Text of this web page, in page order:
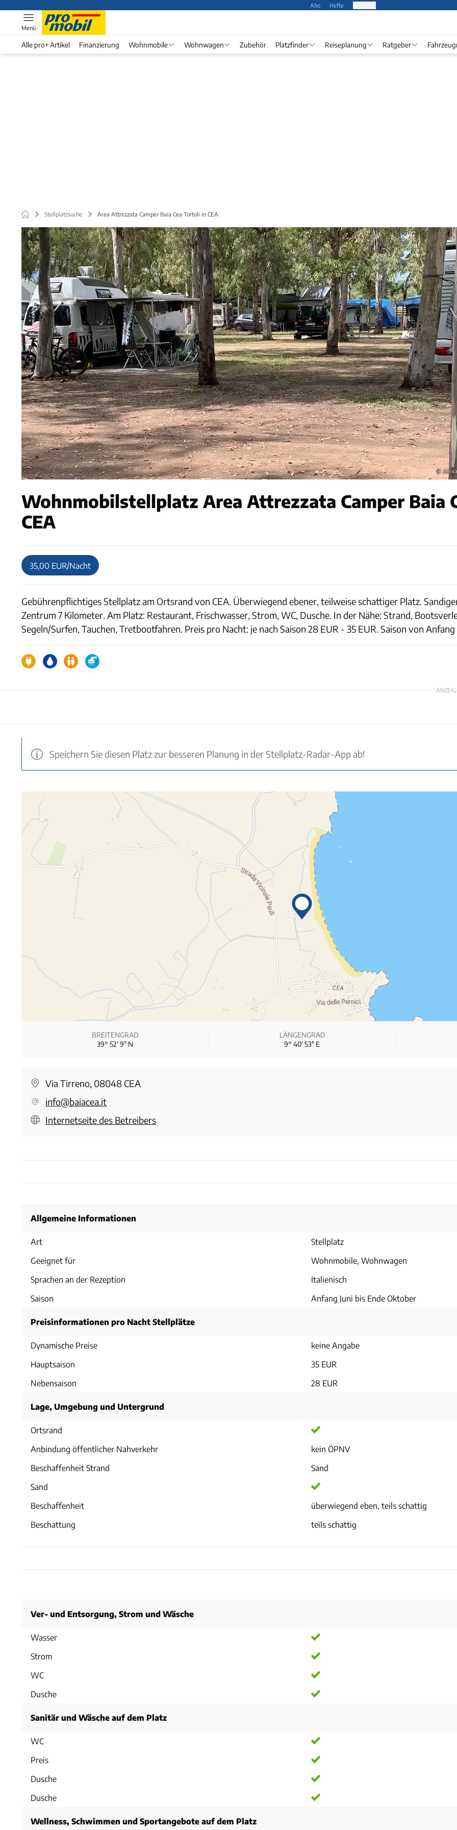
Abo Hefte
Menü
Alle pro+ Artikel Finanzierung Wohnmobile Wohnwagen Zubehör Platzfinder Reiseplanung Ratgeber
Stellplatzsuche Area Attrezzata Camper Baia Cea Tortoli in CEA
©
Wohnmobilstellplatz Area Attrezzata Camper Baia
CEA
35,00 EUR/Nacht
Gebührenpflichtiges Stellplatz am Ortsrand von CEA. Überwiegend ebener, teilweise schattiger Platz.
Zentrum 7 Kilometer. Am Platz: Restaurant, Frischwasser, Strom, WC, Dusche. In der Nähe: Strand,
Segeln/Surfen, Tauchen, Tretbootfahren. Preis pro Nacht: je nach Saison 28 EUR - 35 EUR. Saison von
Speichern Sie diesen Platz zur besseren Planung in der Stellplatz-Radar-App ab!
BREITENGRAD
39° 52′ 9″ N
LÄNGENGRAD
9° 40′ 53″ E
Via Tirreno, 08048 CEA
info@baiacea.it
Internetseite des Betreibers
Allgemeine Informationen
Art
Stellplatz
Geeignet für
Wohnmobile, Wohnwagen
Sprachen an der Rezeption
Italienisch
Saison
Anfang Juni bis Ende Oktober
Preisinformationen pro Nacht Stellplätze
Dynamische Preise
keine Angabe
Hauptsaison
35 EUR
Nebensaison
28 EUR
Lage, Umgebung und Untergrund
Ortsrand
Anbindung öffentlicher Nahverkehr
kein ÖPNV
Beschaffenheit Strand
Sand
Sand
Beschaffenheit
überwiegend eben, teils schattig
Beschattung
teils schattig
Ver- und Entsorgung, Strom und Wäsche
Wasser
Strom
WC
Dusche
Sanitär und Wäsche auf dem Platz
WC
Preis
Dusche
Dusche
Wellness, Schwimmen und Sportangebote auf dem Platz